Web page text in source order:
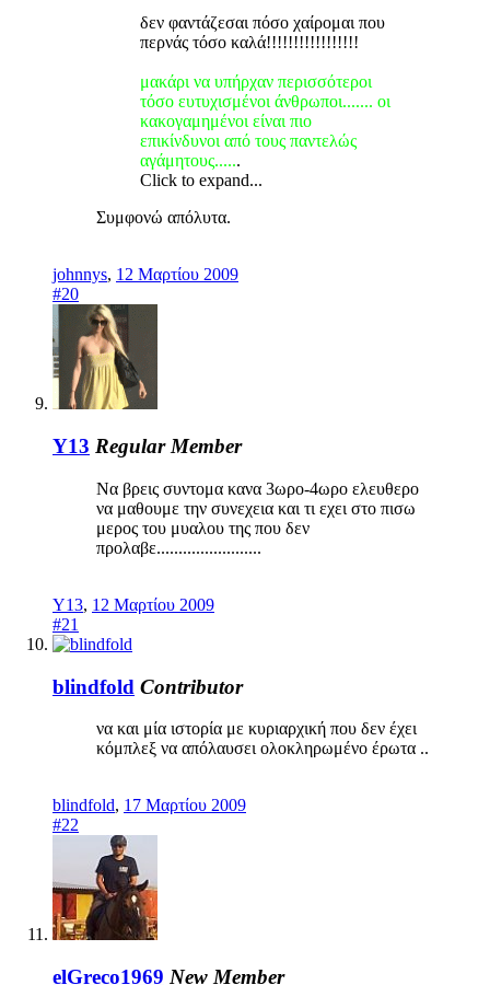
δεν φαντάζεσαι πόσο χαίρομαι που
περνάς τόσο καλά!!!!!!!!!!!!!!!!!
μακάρι να υπήρχαν περισσότεροι
τόσο ευτυχισμένοι άνθρωποι....... οι
κακογαμημένοι είναι πιο
επικίνδυνοι από τους παντελώς
αγάμητους......
Click to expand...
Συμφονώ απόλυτα.
johnnys, 12 Μαρτίου 2009
#20
Y13 Regular Member
Να βρεις συντομα κανα 3ωρο-4ωρο ελευθερο
να μαθουμε την συνεχεια και τι εχει στο πισω
μερος του μυαλου της που δεν
προλαβε........................
Y13, 12 Μαρτίου 2009
#21
blindfold Contributor
να και μία ιστορία με κυριαρχική που δεν έχει
κόμπλεξ να απόλαυσει ολοκληρωμένο έρωτα ..
blindfold, 17 Μαρτίου 2009
#22
elGreco1969 New Member